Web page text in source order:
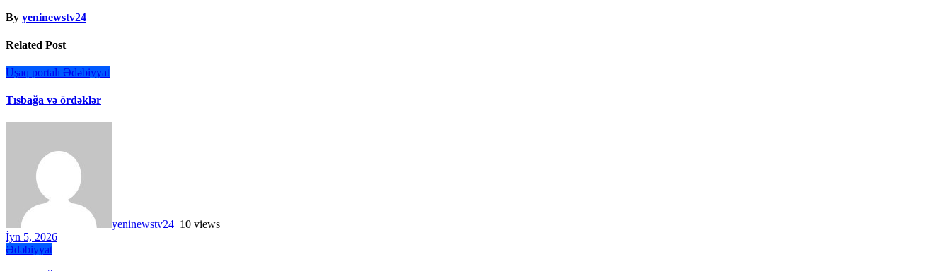
By yeninewstv24
Related Post
Uşaq portalı Ədəbiyyat
Tısbağa və ördəklər
yeninewstv24 10 views
İyn 5, 2026
Ədəbiyyat